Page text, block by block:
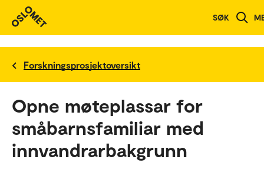
SØK
Forskningsprosjektoversikt
Opne møteplassar for
småbarnsfamiliar med
innvandrarbakgrunn